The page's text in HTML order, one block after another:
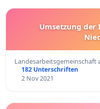
Umsetzung
182 Unterschriften
2 Nov 2021